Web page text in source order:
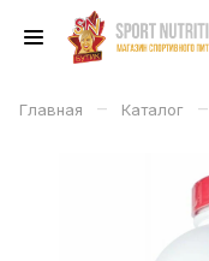
Главная – Каталог –